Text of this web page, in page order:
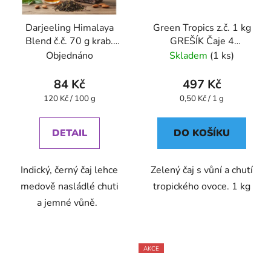
Darjeeling Himalaya
Blend č.č. 70 g krab.
GREŠÍK Čaje 4
Objednáno
84 Kč
Měrná
120 Kč / 100 g
DETAIL
Indický, černý čaj lehce
medově nasládlé chuti
a jemné vůně.
Green Tropics z.č. 1 kg
GREŠÍK Čaje 4
světadílů
Skladem (1 ks)
497 Kč
Měrná
0,50 Kč / 1 g
DO KOŠÍKU
Zelený čaj s vůní a chutí
tropického ovoce. 1 kg
AKCE